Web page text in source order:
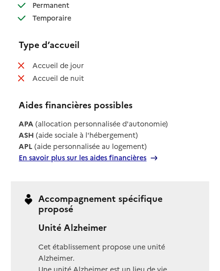
Permanent: disponible
Temporaire: disponible
Type d’accueil
Accueil de jour: non disponible
Accueil de nuit: non disponible
Aides financières possibles
APA (allocation personnalisée d'autonomie)
ASH (aide sociale à l'hébergement)
APL (aide personnalisée au logement)
En savoir plus sur les aides financières
Accompagnement spécifique
proposé
Unité Alzheimer
Cet établissement propose une unité
Alzheimer.